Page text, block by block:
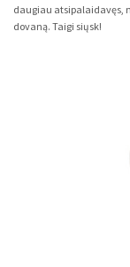
daugiau atsipalaidavęs,
dovaną. Taigi siųsk!